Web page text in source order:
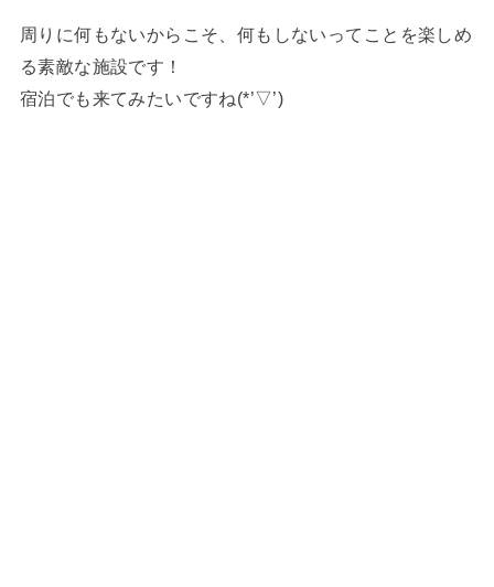
周りに何もないからこそ、何もしないってことを楽しめ
る素敵な施設です！
宿泊でも来てみたいですね(*’▽’)